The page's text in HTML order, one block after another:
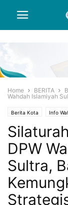
Home BERITA
Wahdah Islamiyah
Berita Kota Info
DPW
Sultra,